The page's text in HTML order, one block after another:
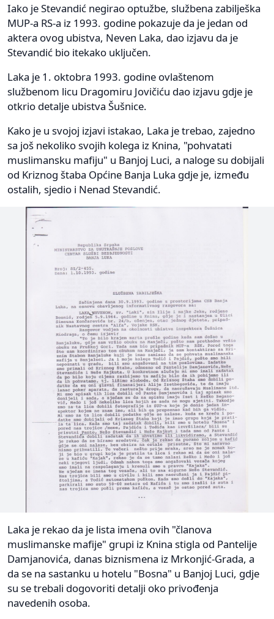
Iako je Stevandić negirao optužbe, službena zabilješka
MUP-a RS-a iz 1993. godine pokazuje da je jedan od
aktera ovog ubistva, Neven Laka, dao izjavu da je
Stevandić bio itekako uključen.
Laka je 1. oktobra 1993. godine ovlaštenom
službenom licu Dragomiru Jovičiću dao izjavu gdje je
otkrio detalje ubistva Šušnice.
Kako je u svojoj izjavi istakao, Laka je trebao, zajedno
sa još nekoliko svojih kolega iz Knina, "pohvatati
muslimansku mafiju" u Banjoj Luci, a naloge su dobijali
od Kriznog štaba Općine Banja Luka gdje je, između
ostalih, sjedio i Nenad Stevandić.
Laka je rekao da je lista imena ovih "članova
muslimanske mafije" grupi iz Knina stigla od Pantelije
Damjanovića, danas biznismena iz Mrkonjić-Grada, a
da se na sastanku u hotelu "Bosna" u Banjoj Luci, gdje
su se trebali dogovoriti detalji oko privođenja
navedenih osoba.